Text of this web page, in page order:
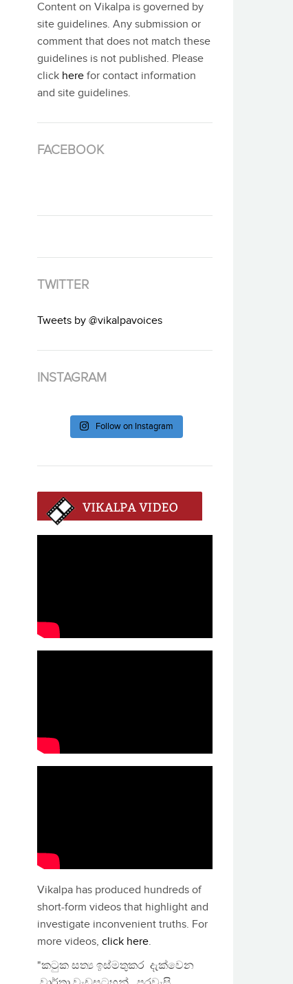
Content on Vikalpa is governed by
site guidelines. Any submission or
comment that does not match these
guidelines is not published. Please
click here for contact information
and site guidelines.
FACEBOOK
TWITTER
Tweets by @vikalpavoices
INSTAGRAM
Follow on Instagram
Vikalpa has produced hundreds of
short-form videos that highlight and
investigate inconvenient truths. For
more videos, click here.
"කටුක සත්‍ය ඉස්මතුකර දැක්වෙන